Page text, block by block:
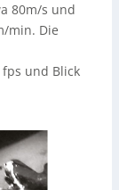
80m/s und
min. Die
und Blick